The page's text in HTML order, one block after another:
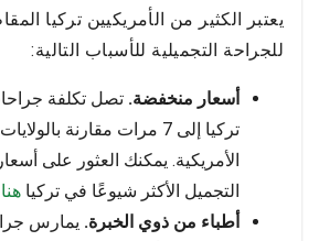
يعتبر الكثير من الأمريكيين تركيا
للجراحة التجميلية للأسباب التالية:
أسعار منخفضة. تصل تكلفة
تركيا إلى 7 مرات مقارنة
الأمريكية. يمكنك العثور على
التجميل الأكثر شيوعًا في تركيا هنا
أطباء من ذوي الخبرة. يمارس